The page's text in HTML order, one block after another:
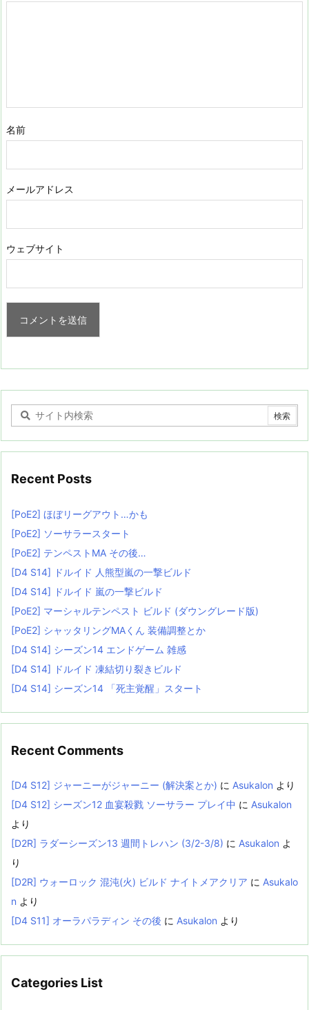
名前
メールアドレス
ウェブサイト
Recent Posts
[PoE2] ほぼリーグアウト…かも
[PoE2] ソーサラースタート
[PoE2] テンペストMA その後…
[D4 S14] ドルイド 人熊型嵐の一撃ビルド
[D4 S14] ドルイド 嵐の一撃ビルド
[PoE2] マーシャルテンペスト ビルド (ダウングレード版)
[PoE2] シャッタリングMAくん 装備調整とか
[D4 S14] シーズン14 エンドゲーム 雑感
[D4 S14] ドルイド 凍結切り裂きビルド
[D4 S14] シーズン14 「死主覚醒」スタート
Recent Comments
[D4 S12] ジャーニーがジャーニー (解決案とか) に Asukalon より
[D4 S12] シーズン12 血宴殺戮 ソーサラー プレイ中 に Asukalon
より
[D2R] ラダーシーズン13 週間トレハン (3/2-3/8) に Asukalon よ
り
[D2R] ウォーロック 混沌(火) ビルド ナイトメアクリア に Asukalo
n より
[D4 S11] オーラパラディン その後 に Asukalon より
Categories List